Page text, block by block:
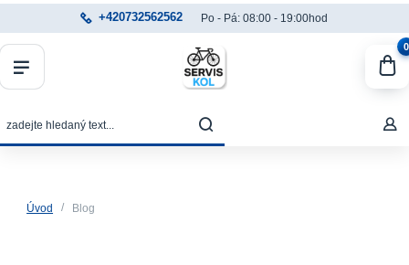
+420732562562 Po - Pá: 08:00 - 19:00hod
0
Úvod Blog